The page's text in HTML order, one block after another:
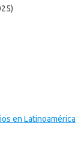
en Latinoamérica